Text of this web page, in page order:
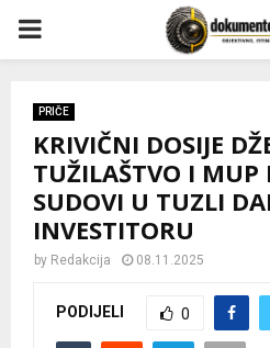
P
M
A
PRIČE
KRIVIČNI DOSIJE
TUŽILAŠTVO I MUP
SUDOVI U TUZLI
INVESTITORU
by Redakcija 08.11.2025
PODIJELI 0